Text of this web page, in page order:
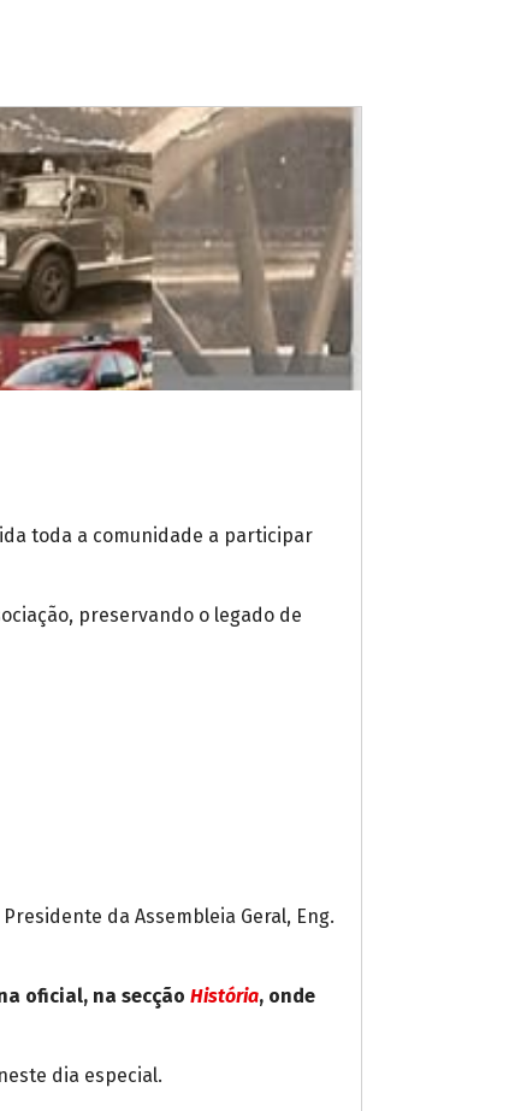
toda a comunidade a participar
preservando o legado de
Presidente da Assembleia Geral, Eng.
oficial, na secção História, onde
dia especial.